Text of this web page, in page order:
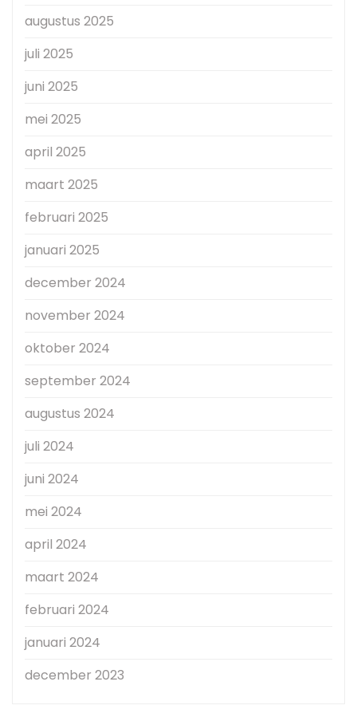
augustus 2025
juli 2025
juni 2025
mei 2025
april 2025
maart 2025
februari 2025
januari 2025
december 2024
november 2024
oktober 2024
september 2024
augustus 2024
juli 2024
juni 2024
mei 2024
april 2024
maart 2024
februari 2024
januari 2024
december 2023